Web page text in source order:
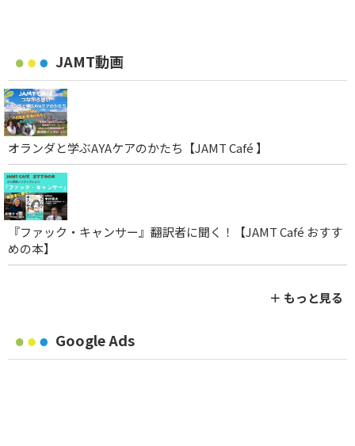
JAMT動画
オランダと学ぶAYAケアのかたち【JAMT Café 】
『ファック・キャンサー』翻訳者に聞く！【JAMT Café おすす
めの本】
＋ もっと見る
Google Ads